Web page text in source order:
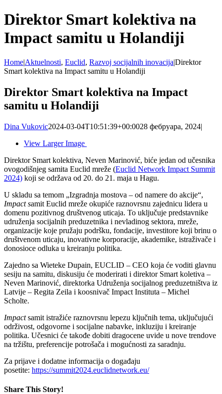
Direktor Smart kolektiva na
Impact samitu u Holandiji
Home|Aktuelnosti, Euclid, Razvoj socijalnih inovacija|Direktor
Smart kolektiva na Impact samitu u Holandiji
Direktor Smart kolektiva na Impact
samitu u Holandiji
Dina Vukovic2024-03-04T10:51:39+00:0028 фебруара, 2024|
View Larger Image
Direktor Smart kolektiva, Neven Marinović, biće jedan od učesnika
ovogodišnjeg samita Euclid mreže (Euclid Network Impact Summit
2024) koji se održava od 20. do 21. maja u Hagu.
U skladu sa temom „Izgradnja mostova – od namere do akcije“,
Impact samit Euclid mreže okupiće raznovrsnu zajednicu lidera u
domenu pozitivnog društvenog uticaja. To uključuje predstavnike
udruženja socijalnih preduzetnika i nevladinog sektora, mreže,
organizacije koje pružaju podršku, fondacije, investitore koji brinu o
društvenom uticaju, inovativne korporacije, akademike, istraživače i
donosioce odluka u kreiranju politika.
Zajedno sa Wieteke Dupain, EUCLID – CEO koja će voditi glavnu
sesiju na samitu, diskusiju će moderirati i direktor Smart koletiva –
Neven Marinović, direktorka Udruženja socijalnog preduzetništva iz
Latvije – Regita Zeila i koosnivač Impact Instituta – Michel
Scholte.
Impactsamit istražiće raznovrsnu lepezu ključnih tema, uključujući
održivost, odgovorne i socijalne nabavke, inkluziju i kreiranje
politika. Učesnici će takođe dobiti dragocene uvide u nove trendove
na tržištu, preferencije potrošača i mogućnosti za saradnju.
Za prijave i dodatne informacija o događaju
posetite: https://summit2024.euclidnetwork.eu/
Share This Story!